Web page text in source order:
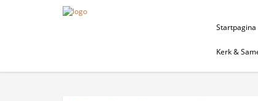
Startpagina
Kerk &